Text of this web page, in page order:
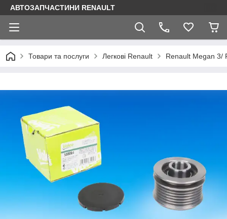
АВТОЗАПЧАСТИНИ RENAULT
Товари та послуги Легкові Renault Renault Megan 3/